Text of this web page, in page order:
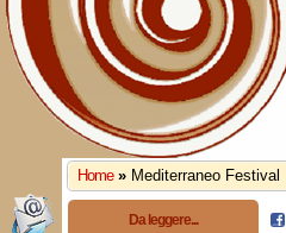
Home » Mediterraneo Festival
Da leggere...